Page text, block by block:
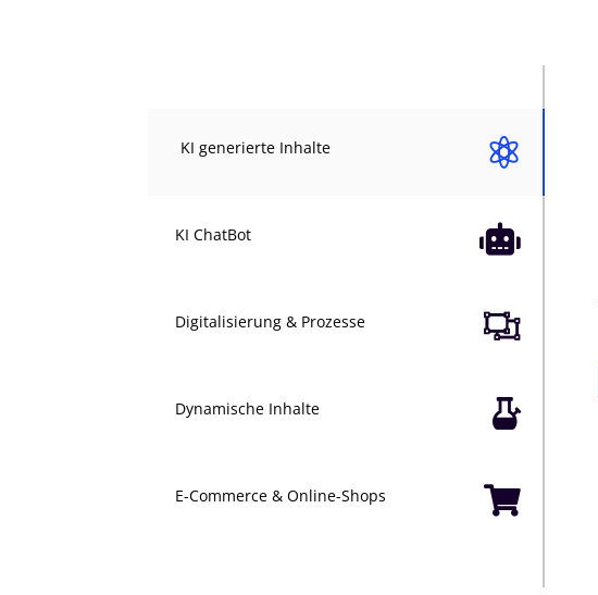

KI generierte Inhalte

KI ChatBot

Digitalisierung & Prozesse

Dynamische Inhalte

E-Commerce & Online-Shops